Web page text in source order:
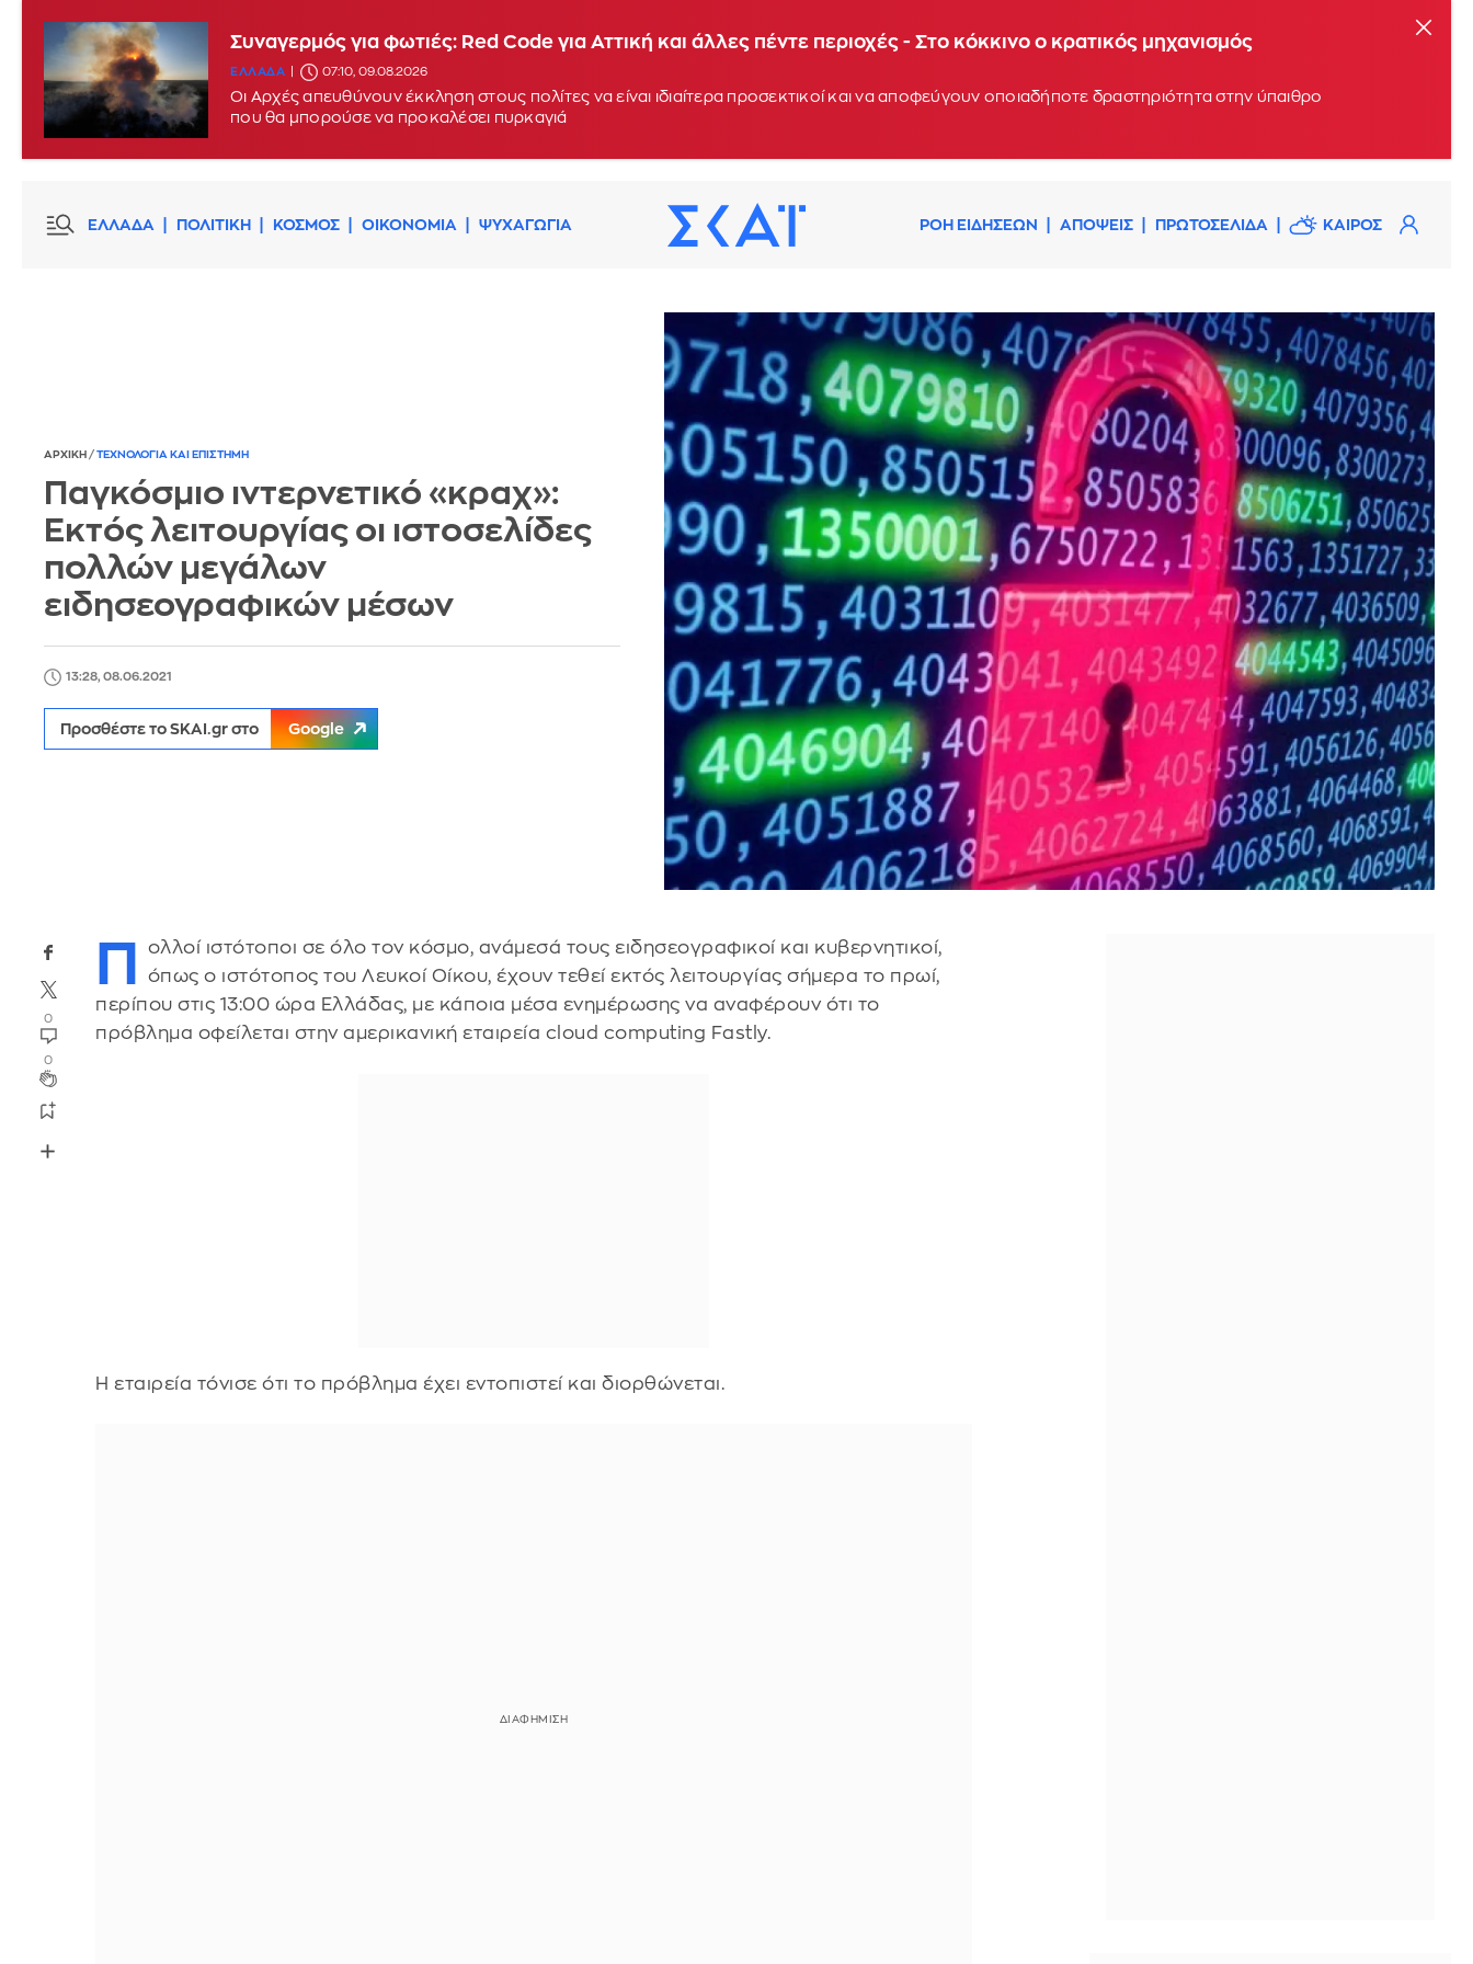
Συναγερμός για φωτιές: Red Code για Αττική και άλλες πέντε περιοχές - Στο κόκκινο ο κρατικός μηχανισμός
ΕΛΛΑΔΑ 07:10, 09.08.2026
Οι Αρχές απευθύνουν έκκληση στους πολίτες να είναι ιδιαίτερα προσεκτικοί και να αποφεύγουν οποιαδήποτε δραστηριότητα στην ύπαιθρο
που θα μπορούσε να προκαλέσει πυρκαγιά
ΕΛΛΑΔΑ ΠΟΛΙΤΙΚΗ ΚΟΣΜΟΣ ΟΙΚΟΝΟΜΙΑ ΨΥΧΑΓΩΓΙΑ ΡΟΗ ΕΙΔΗΣΕΩΝ ΑΠΟΨΕΙΣ ΠΡΩΤΟΣΕΛΙΔΑ ΚΑΙΡΟΣ
ΑΡΧΙΚΗ / ΤΕΧΝΟΛΟΓΙΑ ΚΑΙ ΕΠΙΣΤΗΜΗ
Παγκόσμιο ιντερνετικό «κραχ»:
Εκτός λειτουργίας οι ιστοσελίδες
πολλών μεγάλων
ειδησεογραφικών μέσων
13:28, 08.06.2021
Προσθέστε το SKAI.gr στο Google
0
0
Π
ολλοί ιστότοποι σε όλο τον κόσμο, ανάμεσά τους ειδησεογραφικοί και κυβερνητικοί,
όπως ο ιστότοπος του Λευκοί Οίκου, έχουν τεθεί εκτός λειτουργίας σήμερα το πρωί,
περίπου στις 13:00 ώρα Ελλάδας, με κάποια μέσα ενημέρωσης να αναφέρουν ότι το
πρόβλημα οφείλεται στην αμερικανική εταιρεία cloud computing Fastly.
Η εταιρεία τόνισε ότι το πρόβλημα έχει εντοπιστεί και διορθώνεται.